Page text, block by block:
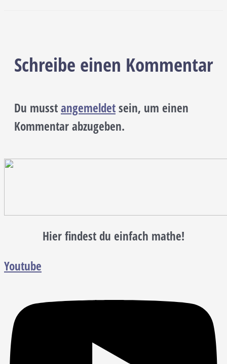
Schreibe einen Kommentar
Du musstangemeldetsein, um einen
Kommentar abzugeben.
Hier findest du einfach mathe!
Youtube